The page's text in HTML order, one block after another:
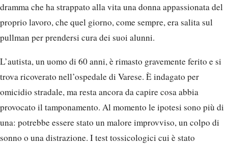
dramma che ha strappato alla vita una donna appassionata del
proprio lavoro, che quel giorno, come sempre, era salita sul
pullman per prendersi cura dei suoi alunni.
L’autista, un uomo di 60 anni, è rimasto gravemente ferito e si
trova ricoverato nell’ospedale di Varese. È indagato per
omicidio stradale, ma resta ancora da capire cosa abbia
provocato il tamponamento. Al momento le ipotesi sono più di
una: potrebbe essere stato un malore improvviso, un colpo di
sonno o una distrazione. I test tossicologici cui è stato